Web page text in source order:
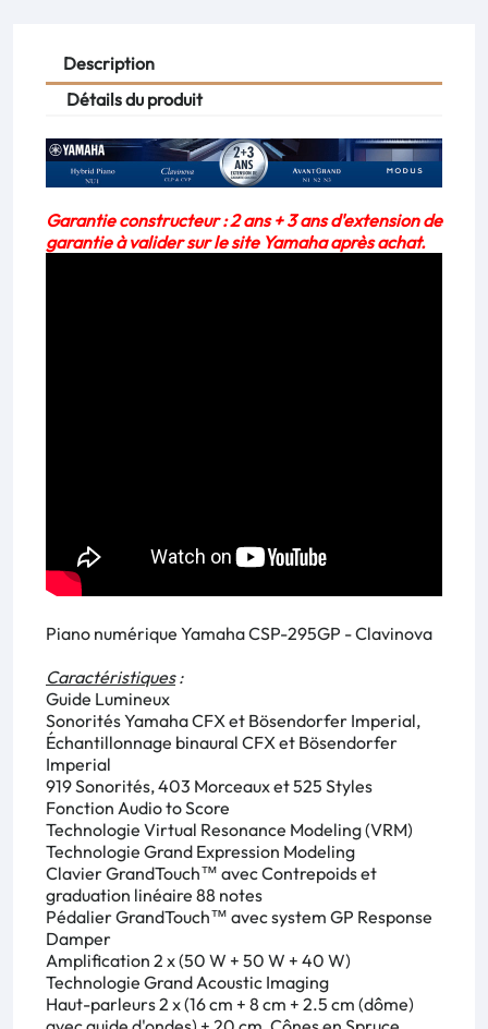
Description
Détails du produit
Garantie constructeur : 2 ans + 3 ans d'extension de
garantie à valider sur le site Yamaha après achat.
Piano numérique Yamaha CSP-295GP - Clavinova
Caractéristiques:
Guide Lumineux
Sonorités Yamaha CFX et Bösendorfer Imperial,
Échantillonnage binaural CFX et Bösendorfer
Imperial
919 Sonorités, 403 Morceaux et 525 Styles
Fonction Audio to Score
Technologie Virtual Resonance Modeling (VRM)
Technologie Grand Expression Modeling
Clavier GrandTouch™ avec Contrepoids et
graduation linéaire 88 notes
Pédalier GrandTouch™ avec system GP Response
Damper
Amplification 2 x (50 W + 50 W + 40 W)
Technologie Grand Acoustic Imaging
Haut-parleurs 2 x (16 cm + 8 cm + 2.5 cm (dôme)